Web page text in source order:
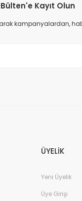
Kayıt Olun
kampanyalardan,
ÜYELİK
Yeni Üyelik
Üye Girişi